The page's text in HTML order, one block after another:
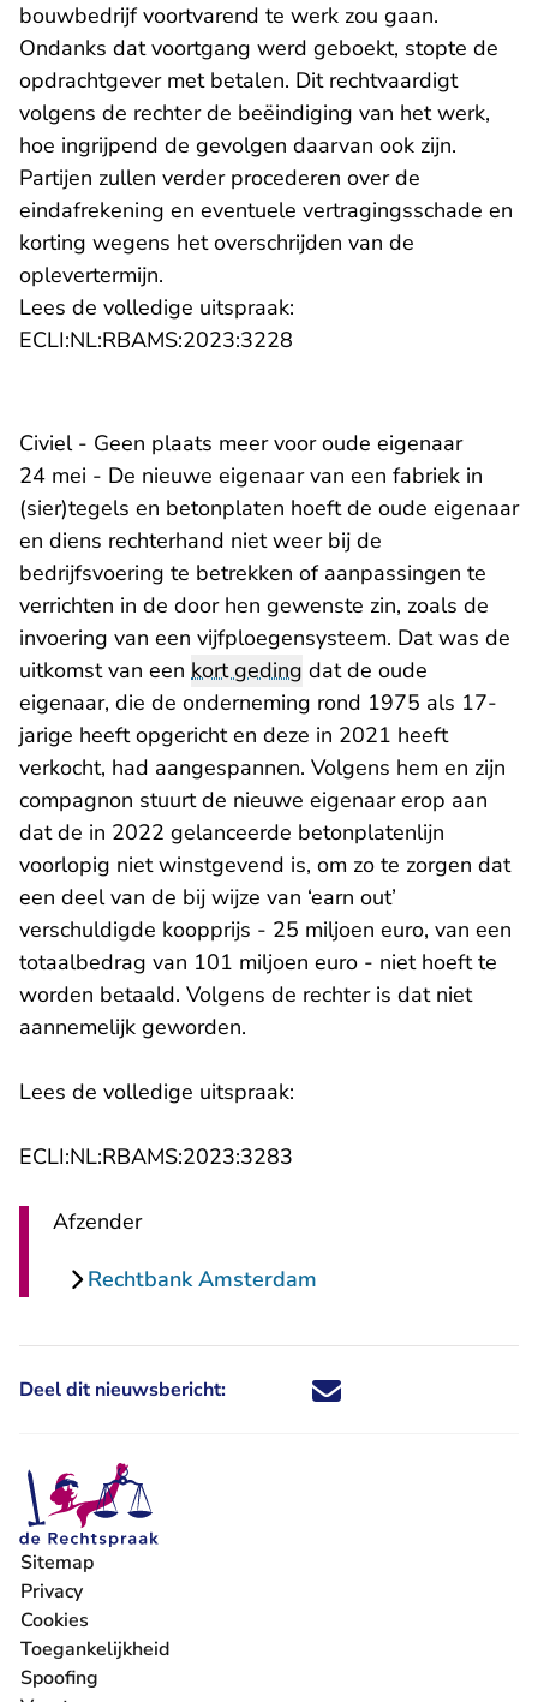
bouwbedrijf voortvarend te werk zou gaan.
Ondanks dat voortgang werd geboekt, stopte de
opdrachtgever met betalen. Dit rechtvaardigt
volgens de rechter de beëindiging van het werk,
hoe ingrijpend de gevolgen daarvan ook zijn.
Partijen zullen verder procederen over de
eindafrekening en eventuele vertragingsschade en
korting wegens het overschrijden van de
oplevertermijn.
Lees de volledige uitspraak:
ECLI:NL:RBAMS:2023:3228
Civiel - Geen plaats meer voor oude eigenaar
24 mei - De nieuwe eigenaar van een fabriek in
(sier)tegels en betonplaten hoeft de oude eigenaar
en diens rechterhand niet weer bij de
bedrijfsvoering te betrekken of aanpassingen te
verrichten in de door hen gewenste zin, zoals de
invoering van een vijfploegensysteem. Dat was de
uitkomst van een kort geding dat de oude
eigenaar, die de onderneming rond 1975 als 17-
jarige heeft opgericht en deze in 2021 heeft
verkocht, had aangespannen. Volgens hem en zijn
compagnon stuurt de nieuwe eigenaar erop aan
dat de in 2022 gelanceerde betonplatenlijn
voorlopig niet winstgevend is, om zo te zorgen dat
een deel van de bij wijze van ‘earn out’
verschuldigde koopprijs - 25 miljoen euro, van een
totaalbedrag van 101 miljoen euro - niet hoeft te
worden betaald. Volgens de rechter is dat niet
aannemelijk geworden.
Lees de volledige uitspraak:
ECLI:NL:RBAMS:2023:3283
Afzender
Rechtbank Amsterdam
Deel dit nieuwsbericht: Deel dit nieuwsbericht via X -
Deel dit nieuwsbericht via
Deel dit nieuwsbericht
Deel dit
Sitemap
Privacy
Cookies
Toegankelijkheid
Spoofing